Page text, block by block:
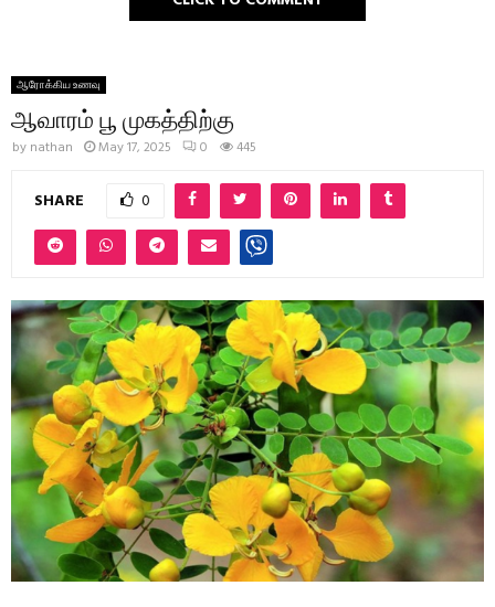
ஆரோக்கிய உணவு
ஆவாரம் பூ முகத்திற்கு
by nathan May 17, 2025 0 445
SHARE 0